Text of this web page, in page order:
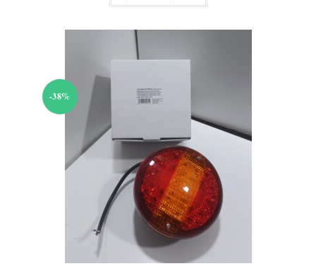
20,00 €.
-38%